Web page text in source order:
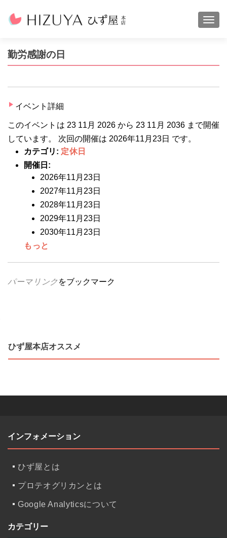
ナビ
勤労感謝の日
イベント詳細
このイベントは 23 11月 2026 から 23 11月 2036 まで開催
しています。 次回の開催は 2026年11月23日 です。
カテゴリ: 定休日
開催日:
2026年11月23日
2027年11月23日
2028年11月23日
2029年11月23日
2030年11月23日
もっと
パーマリンク をブックマーク
稿
ゲ
ー
シ
ョ
ン
ひず屋本店オススメ
インフォメーション
ひず屋とは
プロテオグリカンとは
Google Analyticsについて
カテゴリー